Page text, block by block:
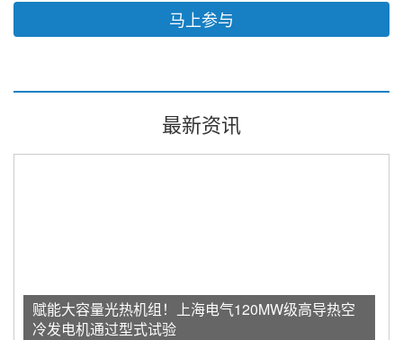
马上参与
最新资讯
赋能大容量光热机组！上海电气120MW级高导热空
冷发电机通过型式试验